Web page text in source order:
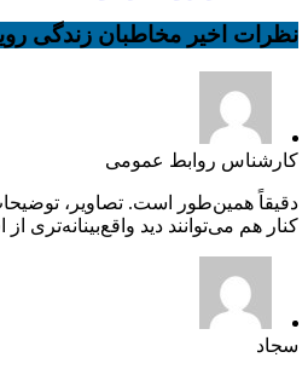
نظرات اخیر مخاطبان زندگی
کارشناس روابط عمومی
دقیقاً همین‌طور است. تصاویر،
کنار هم می‌توانند دید واقع‌بینانه‌تری
سجاد